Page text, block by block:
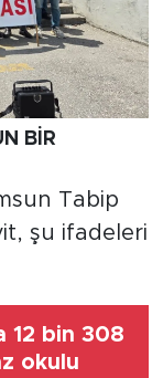
BİR
Tabip
şu ifadeleri
12 bin 308
okulu